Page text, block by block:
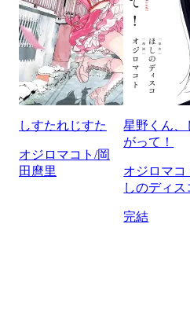
しすたれじすた
オジロマコト/岡
田麿里
星野くん、
がって！
オジロマコ
しのディス
完結